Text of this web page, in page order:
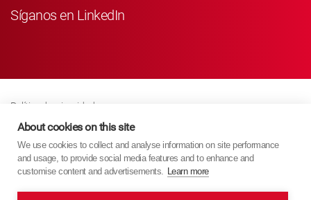
Síganos en LinkedIn
Política de privacidad
Business Partner Privacy
Política De Cookies
Modern Slavery Act Policy
About cookies on this site
We use cookies to collect and analyse information on site performance
and usage, to provide social media features and to enhance and
customise content and advertisements. Learn more